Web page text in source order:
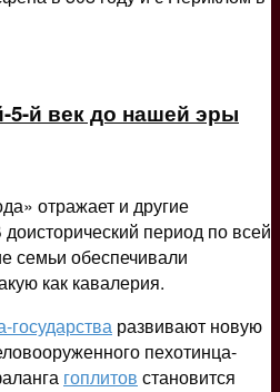
5-й век до нашей эры
отражает и другие
период по всей
семьи обеспечивали
как кавалерия.
государства развивают новую
пехотинца-
гоплитов становится